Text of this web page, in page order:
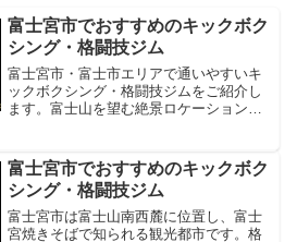
富士宮市でおすすめのキックボク
シング・格闘技ジム
富士宮市・富士市エリアで通いやすいキ
ックボクシング・格闘技ジムをご紹介し
ます。富士山を望む絶景ロケーションの
GYM2024年7月グランドオープン・キッ
クボクシン...
富士宮市でおすすめのキックボク
シング・格闘技ジム
富士宮市は富士山南西麓に位置し、富士
宮焼きそばで知られる観光都市です。格